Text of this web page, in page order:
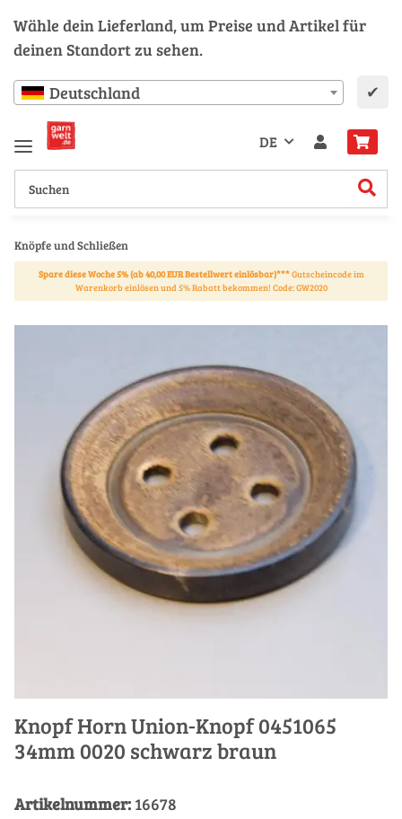
Wähle dein Lieferland, um Preise und Artikel für
deinen Standort zu sehen.
Deutschland ✔
DE
Knöpfe und Schließen
Spare diese Woche 5% (ab 40,00 EUR Bestellwert einlösbar)***Gutscheincode im
Warenkorb einlösen und 5% Rabatt bekommen! Code: GW2020
Knopf Horn Union-Knopf 0451065
34mm 0020 schwarz braun
Artikelnummer: 16678